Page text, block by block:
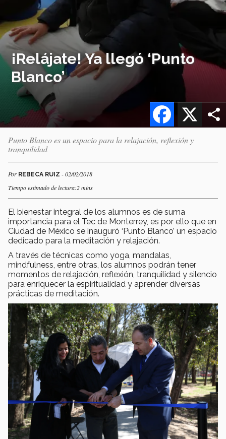
¡Relájate! Ya llegó ‘Punto
Blanco’
X
Facebook
Punto Blanco es un espacio para la relajación, reflexión y
tranquilidad
Por REBECA RUIZ - 02/02/2018
Tiempo estimado de lectura:2 mins
El bienestar integral de los alumnos es de suma
importancia para el Tec de Monterrey, es por ello que en
Ciudad de México se inauguró ‘Punto Blanco’ un espacio
dedicado para la meditación y relajación.
A través de técnicas como yoga, mandalas,
mindfulness, entre otras, los alumnos podrán tener
momentos de relajación, reflexión, tranquilidad y silencio
para enriquecer la espiritualidad y aprender diversas
prácticas de meditación.